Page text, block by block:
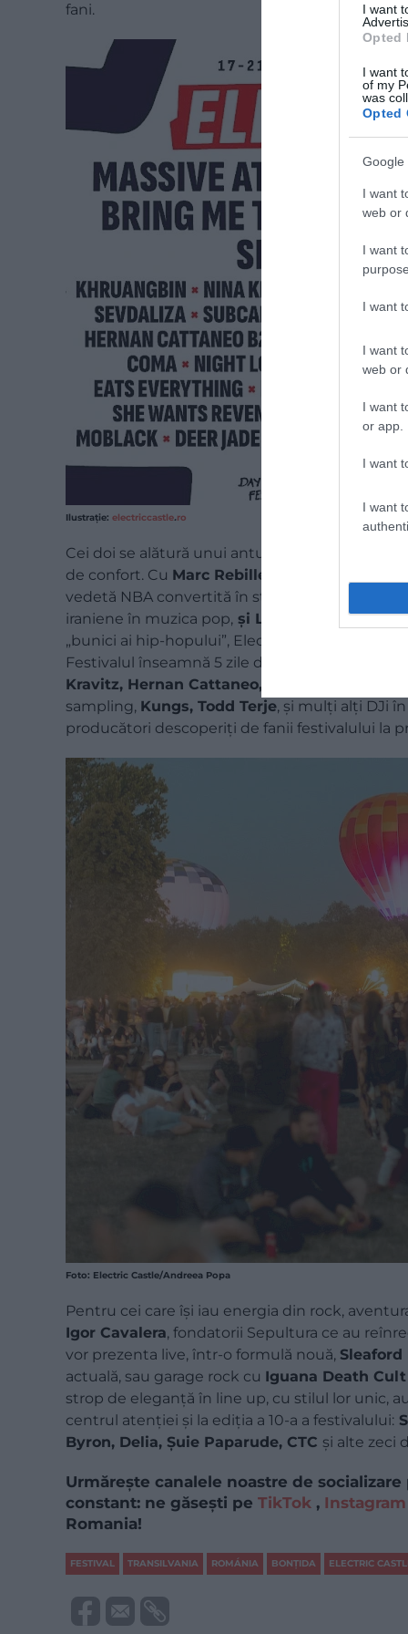
I want
Opted
I want
of my
was
Opted
Google
I want
web or
I want
I want
I want
web or
I want
or app.
I want
I want
fani.
Ilustrație: electriccastle.ro
Cei doi se alătură unui anturaj muzical creat
de confort. Cu Marc Rebillet
vedetă NBA convertită în star drum and bass,
iraniene în muzica pop, și L'Entourloop,
„bunici ai hip-hopului”, Electric Castle refuză
Festivalul înseamnă 5 zile de party non-stop,
Kravitz, Hernan Cattaneo,
sampling, Kungs, Todd Terje, și mulți alți DJi
producători descoperiți de fanii festivalului la
Foto: Electric Castle/Andreea Popa
Pentru cei care își iau energia din rock,
Igor Cavalera, fondatorii Sepultura ce au
vor prezenta live, într-o formulă nouă, Sleaford
actuală, sau garage rock cu Iguana Death Cult
strop de eleganță în line up, cu stilul lor unic,
centrul atenției și la ediția a 10-a a festivalului:
Byron, Delia, Șuie Paparude, CTC și alte zeci
Urmărește canalele noastre de
constant: ne găsești pe TikTok , Instagram
Romania!
FESTIVAL TRANSILVANIA ROMÁNIA BONȚIDA ELECTRIC